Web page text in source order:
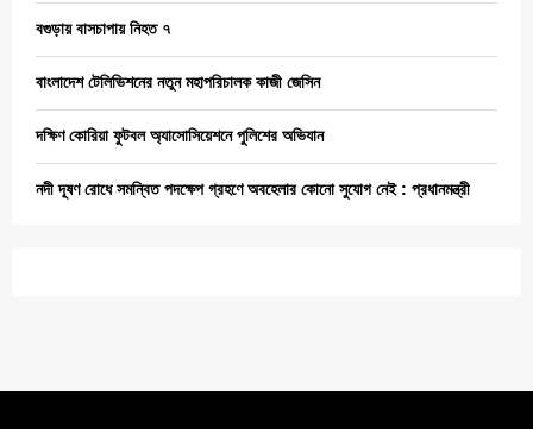
বগুড়ায় বাসচাপায় নিহত ৭
বাংলাদেশ টেলিভিশনের নতুন মহাপরিচালক কাজী জেসিন
দক্ষিণ কোরিয়া ফুটবল অ্যাসোসিয়েশনে পুলিশের অভিযান
নদী দূষণ রোধে সমন্বিত পদক্ষেপ গ্রহণে অবহেলার কোনো সুযোগ নেই : প্রধানমন্ত্রী